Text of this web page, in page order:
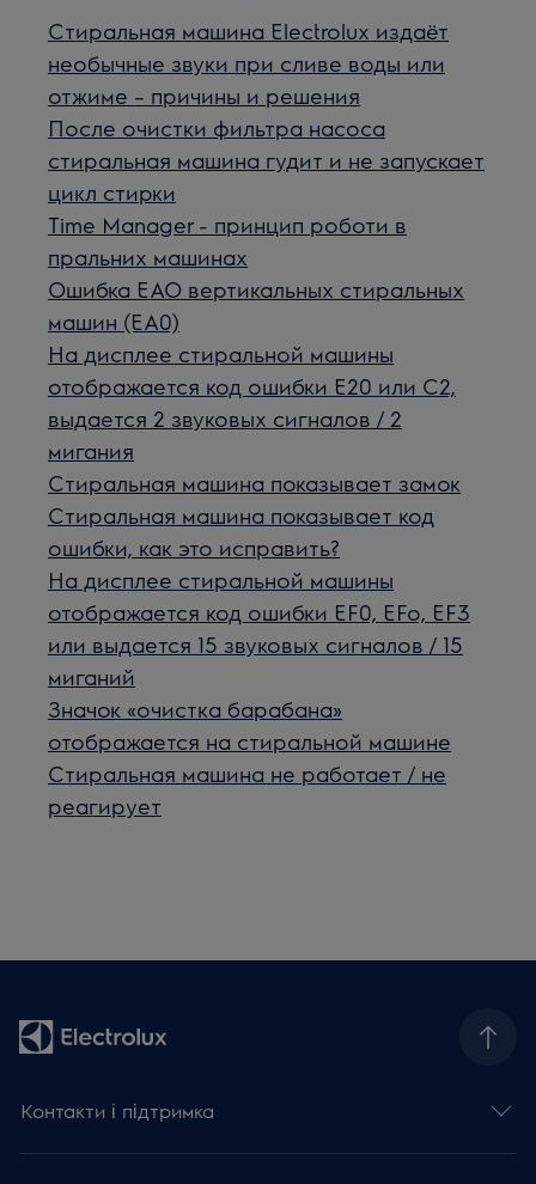
Стиральная машина Electrolux издаёт
необычные звуки при сливе воды или
отжиме – причины и решения
После очистки фильтра насоса
стиральная машина гудит и не запускает
цикл стирки
Time Manager - принцип роботи в
пральних машинах
Ошибка ЕАО вертикальных стиральных
машин (EA0)
На дисплее стиральной машины
отображается код ошибки E20 или C2,
выдается 2 звуковых сигналов / 2
мигания
Стиральная машина показывает замок
Стиральная машина показывает код
ошибки, как это исправить?
На дисплее стиральной машины
отображается код ошибки EF0, EFo, EF3
или выдается 15 звуковых сигналов / 15
миганий
Значок «очисткa барабана»
отображается на стиральной машине
Стиральная машина не работает / не
реагирует
Контакти і підтримка